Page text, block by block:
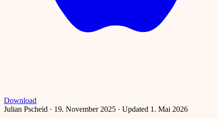
Download
Julian Pscheid · 19. November 2025 · Updated 1. Mai 2026